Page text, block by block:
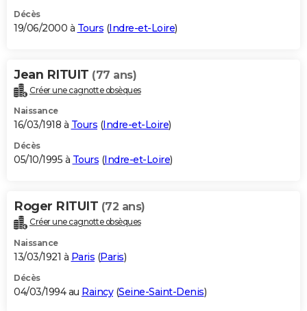
Décès
19/06/2000 à Tours (Indre-et-Loire)
Jean RITUIT (77 ans)
Créer une cagnotte obsèques
Naissance
16/03/1918 à Tours (Indre-et-Loire)
Décès
05/10/1995 à Tours (Indre-et-Loire)
Roger RITUIT (72 ans)
Créer une cagnotte obsèques
Naissance
13/03/1921 à Paris (Paris)
Décès
04/03/1994 au Raincy(Seine-Saint-Denis)